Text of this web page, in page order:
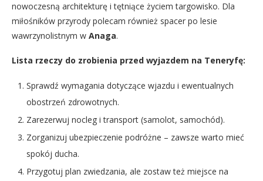
nowoczesną architekturę i tętniące życiem targowisko. Dla
miłośników przyrody polecam również spacer po lesie
wawrzynolistnym w Anaga.
Lista rzeczy do zrobienia przed wyjazdem na Teneryfę:
Sprawdź wymagania dotyczące wjazdu i ewentualnych
obostrzeń zdrowotnych.
Zarezerwuj nocleg i transport (samolot, samochód).
Zorganizuj ubezpieczenie podróżne – zawsze warto mieć
spokój ducha.
Przygotuj plan zwiedzania, ale zostaw też miejsce na